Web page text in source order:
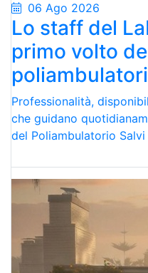
06 Ago 2026
Lo staff del
primo volto
Professionalità,
che guidano
del Poliambulatorio Salvi